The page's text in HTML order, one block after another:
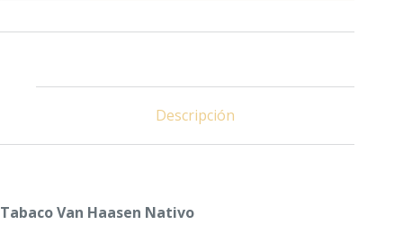
Descripción
Tabaco Van Haasen Nativo